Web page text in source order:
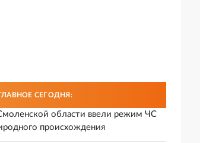
СЕГОДНЯ:
области ввели режим ЧС
происхождения